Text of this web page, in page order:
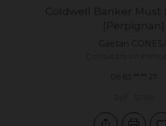
Coldwell Banker Must
(Perpignan)
Gaëtan
06.65.**.**.27